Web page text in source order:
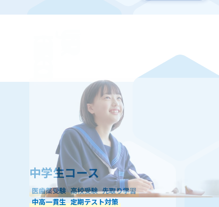
中学生コース
医歯薬受験 高校受験 先取り学習
中高一貫生 定期テスト対策